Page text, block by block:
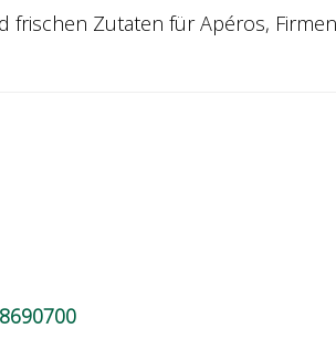
frischen Zutaten für Apéros,